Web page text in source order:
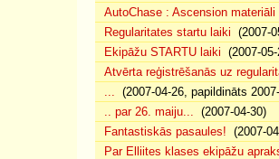
AutoChase : Ascension materiāli
Regularitates startu laiki (2007-
Ekipāžu STARTU laiki (2007-
Atvērta reģistrēšanās uz
... (2007-04-26, papildināts
.. par 26. maiju... (2007-04-30)
Fantastiskās pasaules! (2007-
Par Elliites klases ekipāžu